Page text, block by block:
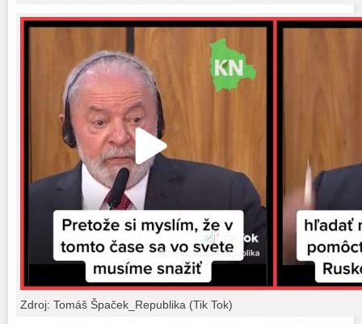
Zdroj: Tomáš Špaček_Republika (Tik Tok)